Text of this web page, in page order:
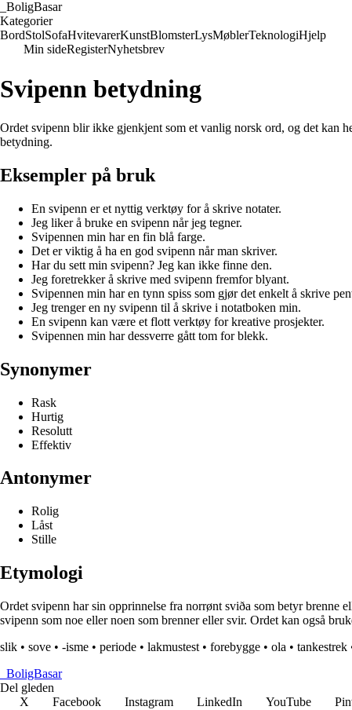
BoligBasar
Kategorier
BordStolSofaHvitevarerKunstBlomsterLysMøblerTeknologiHjelp
Min sideRegisterNyhetsbrev
Svipenn betydning
Ordet svipenn blir ikke gjenkjent som et vanlig norsk ord, og det kan
betydning.
Eksempler på bruk
En svipenn er et nyttig verktøy for å skrive notater.
Jeg liker å bruke en svipenn når jeg tegner.
Svipennen min har en fin blå farge.
Det er viktig å ha en god svipenn når man skriver.
Har du sett min svipenn? Jeg kan ikke finne den.
Jeg foretrekker å skrive med svipenn fremfor blyant.
Svipennen min har en tynn spiss som gjør det enkelt å skrive
Jeg trenger en ny svipenn til å skrive i notatboken min.
En svipenn kan være et flott verktøy for kreative prosjekter.
Svipennen min har dessverre gått tom for blekk.
Synonymer
Rask
Hurtig
Resolutt
Effektiv
Antonymer
Rolig
Låst
Stille
Etymologi
Ordet svipenn har sin opprinnelse fra norrønt sviða som betyr brenne
svipenn som noe eller noen som brenner eller svir. Ordet kan også
slik • sove • -isme • periode • lakmustest • forebygge • ola • tankestrek
BoligBasar
Del gleden
X
Facebook Instagram LinkedIn YouTube